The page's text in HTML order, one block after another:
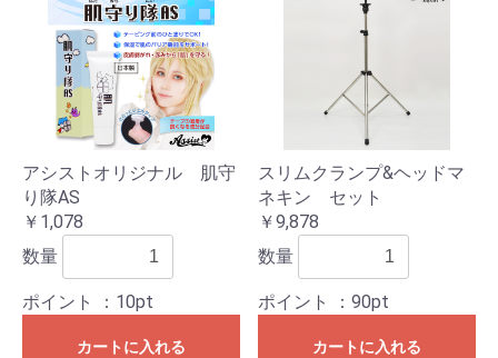
アシストオリジナル 肌守
り隊AS
￥1,078
数量
ポイント ：10pt
カートに入れる
スリムクランプ&ヘッドマ
ネキン セット
￥9,878
数量
ポイント ：90pt
カートに入れる